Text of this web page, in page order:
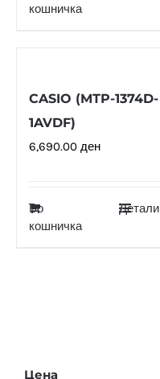
кошничка
CASIO (MTP-1374D-
1AVDF)
6,690.00 ден
Во
кошничка
Детали
Цена